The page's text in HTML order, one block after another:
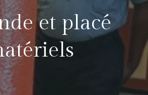
et placé